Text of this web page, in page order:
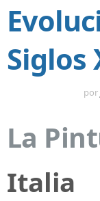
Siglos
por
La
Italia